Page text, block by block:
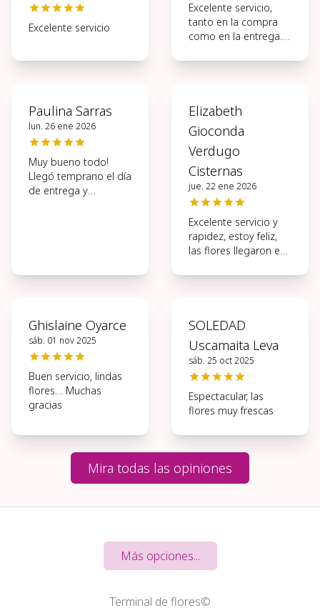
Excelente servicio
Excelente servicio,
tanto en la compra
como en la entrega.
proceso.
Paulina Sarras
lun. 26 ene 2026
Muy bueno todo!
Llegó temprano el día
de entrega y
Elizabeth
Gioconda
Verdugo
Cisternas
jue. 22 ene 2026
Excelente servicio y
rapidez, estoy feliz,
las flores llegaron en
condiciones, muchas
Ghislaine Oyarce
sáb. 01 nov 2025
Buen servicio, lindas
flores… Muchas
gracias
SOLEDAD
Uscamaita Leva
sáb. 25 oct 2025
Espectacular, las
flores muy frescas
Mira todas las opiniones
Más opciones...
Terminal de flores©